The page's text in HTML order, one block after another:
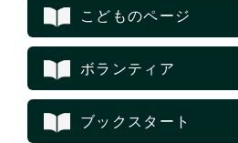
こどものページ
ボランティア
ブックスタート